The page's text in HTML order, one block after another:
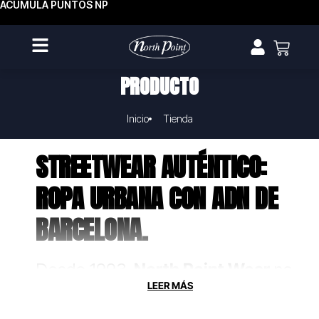
ACUMULA PUNTOS NP
PRODUCTO
Inicio Tienda
STREETWEAR AUTÉNTICO:
ROPA URBANA CON ADN DE
BARCELONA.
solo fabrica ropa, crea uniformes